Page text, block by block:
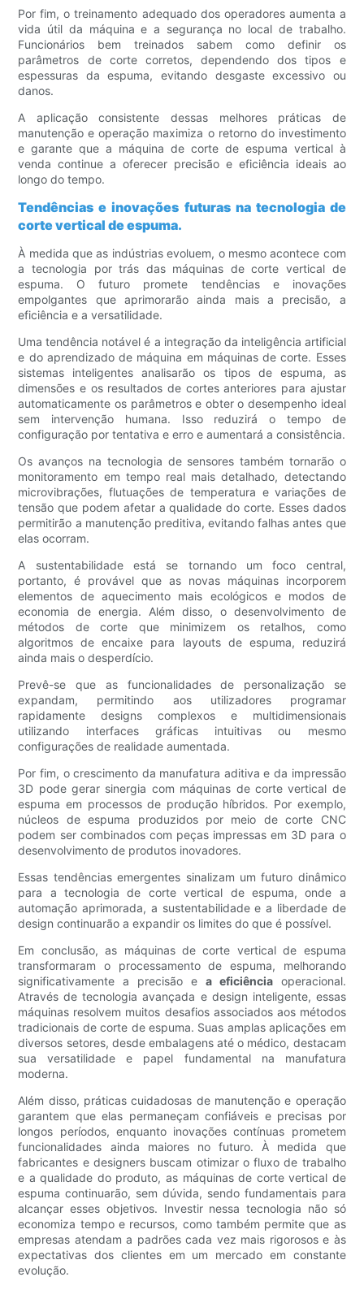
Por fim, o treinamento adequado dos operadores aumenta a
vida útil da máquina e a segurança no local de trabalho.
Funcionários bem treinados sabem como definir os
parâmetros de corte corretos, dependendo dos tipos e
espessuras da espuma, evitando desgaste excessivo ou
danos.
A aplicação consistente dessas melhores práticas de
manutenção e operação maximiza o retorno do investimento
e garante que a máquina de corte de espuma vertical à
venda continue a oferecer precisão e eficiência ideais ao
longo do tempo.
Tendências e inovações futuras na tecnologia de
corte vertical de espuma.
À medida que as indústrias evoluem, o mesmo acontece com
a tecnologia por trás das máquinas de corte vertical de
espuma. O futuro promete tendências e inovações
empolgantes que aprimorarão ainda mais a precisão, a
eficiência e a versatilidade.
Uma tendência notável é a integração da inteligência artificial
e do aprendizado de máquina em máquinas de corte. Esses
sistemas inteligentes analisarão os tipos de espuma, as
dimensões e os resultados de cortes anteriores para ajustar
automaticamente os parâmetros e obter o desempenho ideal
sem intervenção humana. Isso reduzirá o tempo de
configuração por tentativa e erro e aumentará a consistência.
Os avanços na tecnologia de sensores também tornarão o
monitoramento em tempo real mais detalhado, detectando
microvibrações, flutuações de temperatura e variações de
tensão que podem afetar a qualidade do corte. Esses dados
permitirão a manutenção preditiva, evitando falhas antes que
elas ocorram.
A sustentabilidade está se tornando um foco central,
portanto, é provável que as novas máquinas incorporem
elementos de aquecimento mais ecológicos e modos de
economia de energia. Além disso, o desenvolvimento de
métodos de corte que minimizem os retalhos, como
algoritmos de encaixe para layouts de espuma, reduzirá
ainda mais o desperdício.
Prevê-se que as funcionalidades de personalização se
expandam, permitindo aos utilizadores programar
rapidamente designs complexos e multidimensionais
utilizando interfaces gráficas intuitivas ou mesmo
configurações de realidade aumentada.
Por fim, o crescimento da manufatura aditiva e da impressão
3D pode gerar sinergia com máquinas de corte vertical de
espuma em processos de produção híbridos. Por exemplo,
núcleos de espuma produzidos por meio de corte CNC
podem ser combinados com peças impressas em 3D para o
desenvolvimento de produtos inovadores.
Essas tendências emergentes sinalizam um futuro dinâmico
para a tecnologia de corte vertical de espuma, onde a
automação aprimorada, a sustentabilidade e a liberdade de
design continuarão a expandir os limites do que é possível.
Em conclusão, as máquinas de corte vertical de espuma
transformaram o processamento de espuma, melhorando
significativamente a precisão e a eficiênciaoperacional.
Através de tecnologia avançada e design inteligente, essas
máquinas resolvem muitos desafios associados aos métodos
tradicionais de corte de espuma. Suas amplas aplicações em
diversos setores, desde embalagens até o médico, destacam
sua versatilidade e papel fundamental na manufatura
moderna.
Além disso, práticas cuidadosas de manutenção e operação
garantem que elas permaneçam confiáveis ​​e precisas por
longos períodos, enquanto inovações contínuas prometem
funcionalidades ainda maiores no futuro. À medida que
fabricantes e designers buscam otimizar o fluxo de trabalho
e a qualidade do produto, as máquinas de corte vertical de
espuma continuarão, sem dúvida, sendo fundamentais para
alcançar esses objetivos. Investir nessa tecnologia não só
economiza tempo e recursos, como também permite que as
empresas atendam a padrões cada vez mais rigorosos e às
expectativas dos clientes em um mercado em constante
evolução.